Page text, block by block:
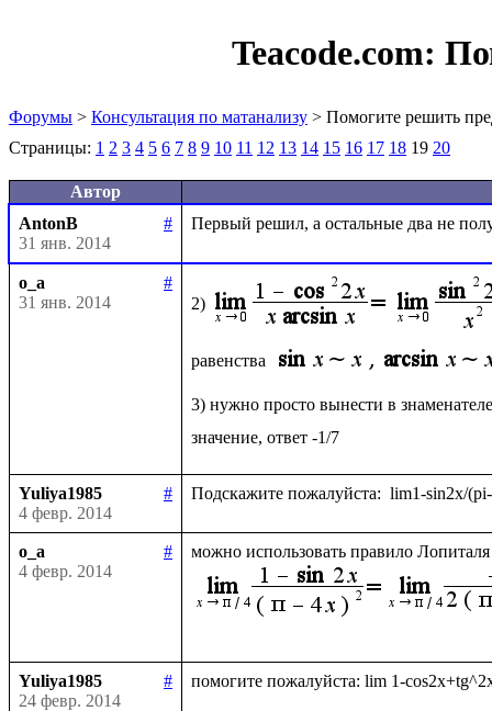
Teacode.com:
Форумы > Консультация по матанализу > Помогите решить
Страницы: 1 2 3 4 5 6 7 8 9 10 11 12 13 14 15 16 17 18 19 20
Автор
AntonB
#
31 янв. 2014
o_a
#
31 янв. 2014
2)
равенства
3) нужно просто вынести в
Yuliya1985
#
4 февр. 2014
o_a
#
4 февр. 2014
можно использовать правило
Yuliya1985
#
24 февр. 2014